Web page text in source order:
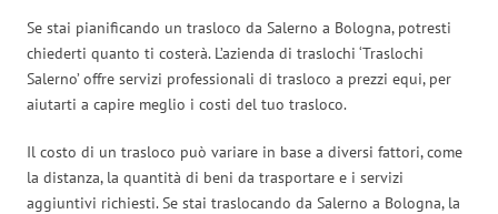
Se stai pianificando un trasloco da Salerno a Bologna, potresti
chiederti quanto ti costerà. L’azienda di traslochi ‘Traslochi
Salerno’ offre servizi professionali di trasloco a prezzi equi, per
aiutarti a capire meglio i costi del tuo trasloco.
Il costo di un trasloco può variare in base a diversi fattori, come
la distanza, la quantità di beni da trasportare e i servizi
aggiuntivi richiesti. Se stai traslocando da Salerno a Bologna, la